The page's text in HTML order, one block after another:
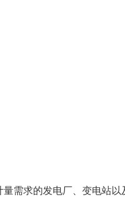
需求的发电厂、变电站以